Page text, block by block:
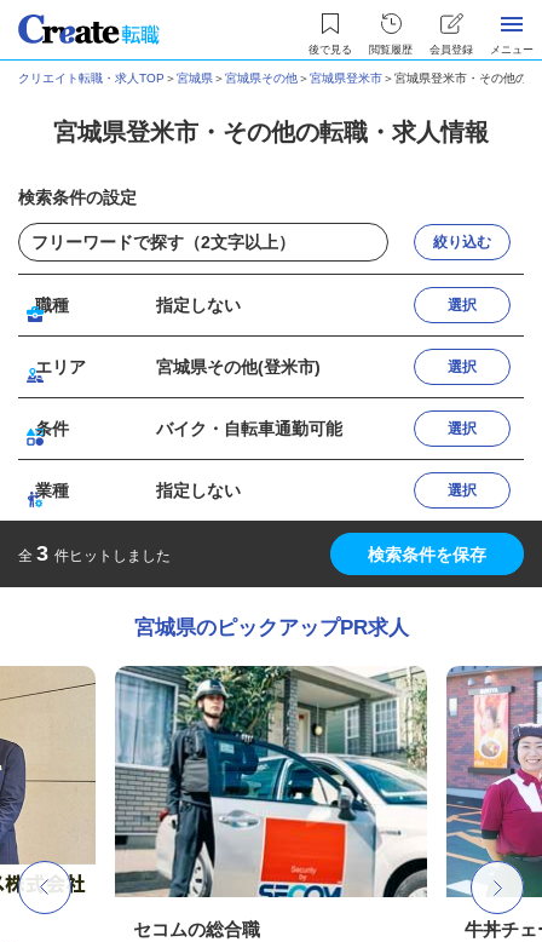
後で見る 閲覧履歴 会員登録 メニュー
クリエイト転職・求人TOP ＞宮城県＞宮城県その他＞宮城県登米市＞宮城県登米市・その他の
宮城県登米市・その他の転職・求人情報
検索条件の設定
絞り込む
職種 指定しない 選択
エリア 宮城県その他(登米市) 選択
条件 バイク・自転車通勤可能 選択
業種 指定しない 選択
全 3 件ヒットしました 検索条件を保存
宮城県のピックアップPR求人
セコムの総合職
牛丼チェ